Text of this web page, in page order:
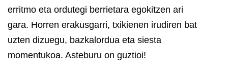
erritmo eta ordutegi berrietara egokitzen ari
gara. Horren erakusgarri, txikienen irudiren bat
uzten dizuegu, bazkalordua eta siesta
momentukoa. Asteburu on guztioi!